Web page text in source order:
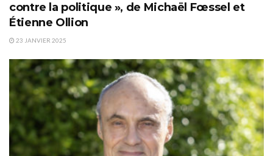
contre la politique », de Michaël Fœssel et
Étienne Ollion
23 JANVIER 2025